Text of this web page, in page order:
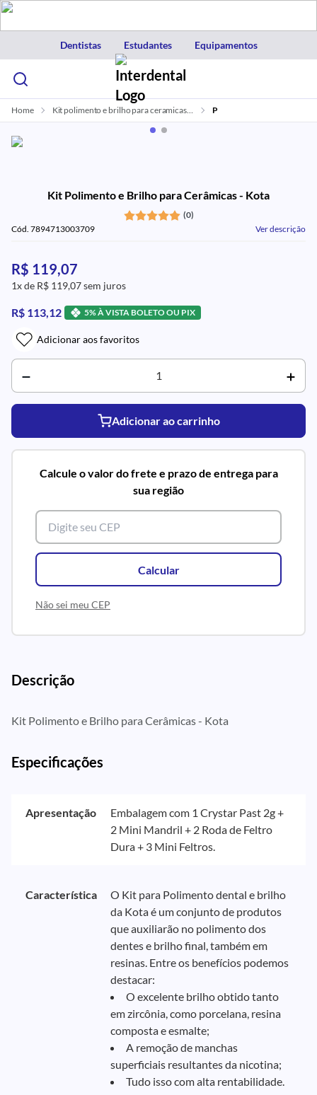
Dentistas Estudantes Equipamentos
Home Kit polimento e brilho para ceramicas kota P
Kit Polimento e Brilho para Cerâmicas - Kota
(0)
Cód. 7894713003709
Ver descrição
R$ 119,07
1x de R$ 119,07 sem juros
R$ 113,12 5% À VISTA BOLETO OU PIX
Adicionar aos favoritos
Adicionar ao carrinho
Calcule o valor do frete e prazo de entrega para
sua região
Calcular
Não sei meu CEP
Descrição
Kit Polimento e Brilho para Cerâmicas - Kota
Especificações
Apresentação
Embalagem com 1 Crystar Past 2g +
2 Mini Mandril + 2 Roda de Feltro
Dura + 3 Mini Feltros.
Característica
O Kit para Polimento dental e brilho
da Kota é um conjunto de produtos
que auxiliarão no polimento dos
dentes e brilho final, também em
resinas. Entre os benefícios podemos
destacar:
O excelente brilho obtido tanto
em zircônia, como porcelana, resina
composta e esmalte;
A remoção de manchas
superficiais resultantes da nicotina;
Tudo isso com alta rentabilidade.